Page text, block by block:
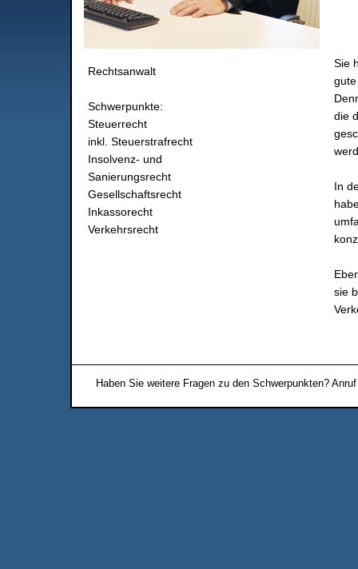
Rechtsanwalt
Schwerpunkte:
Steuerrecht
inkl. Steuerstrafrecht
Insolvenz- und
Sanierungsrecht
Gesellschaftsrecht
Inkassorecht
Verkehrsrecht
Sie
die
In
sie
Haben Sie weitere Fragen zu den Schwerpunkten?